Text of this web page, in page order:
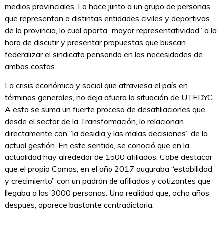
medios provinciales. Lo hace junto a un grupo de personas
que representan a distintas entidades civiles y deportivas
de la provincia, lo cual aporta “mayor representatividad” a la
hora de discutir y presentar propuestas que buscan
federalizar el sindicato pensando en las necesidades de
ambas costas.
La crisis económica y social que atraviesa el país en
términos generales, no deja afuera la situación de UTEDYC.
A esto se suma un fuerte proceso de desafiliaciones que,
desde el sector de la Transformación, lo relacionan
directamente con “la desidia y las malas decisiones” de la
actual gestión. En este sentido, se conoció que en la
actualidad hay alrededor de 1600 afiliados. Cabe destacar
que el propio Comas, en el año 2017 auguraba “estabilidad
y crecimiento” con un padrón de afiliados y cotizantes que
llegaba a las 3000 personas. Una realidad que, ocho años
después, aparece bastante contradictoria.